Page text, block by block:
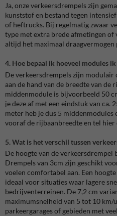
Ja, onze verkeersdrempels zijn
kunststof en bestand tegen
of heftrucks. Bij regelmatig zwaar
type met extra brede afmetingen
altijd het maximaal draagvermogen
4. Hoe bepaal ik hoeveel modules
De verkeersdrempels zijn modulair
aan de hand van de breedte van de
middenmodule is bijvoorbeeld 50
je deze af met een eindstuk van ca.
meter heb je dus 5 middenmodules
vooraf de rijbaanbreedte en tel hier
5. Wat is het verschil tussen
De hoogte van de verkeersdrempel
Drempels van 3cm zijn geschikt
voelen comfortabel aan. Een
ideaal voor situaties waar lagere
bedrijventerreinen. De 7,2 cm
maximumsnelheid van 5 tot 10
parkeergarages of gebieden met